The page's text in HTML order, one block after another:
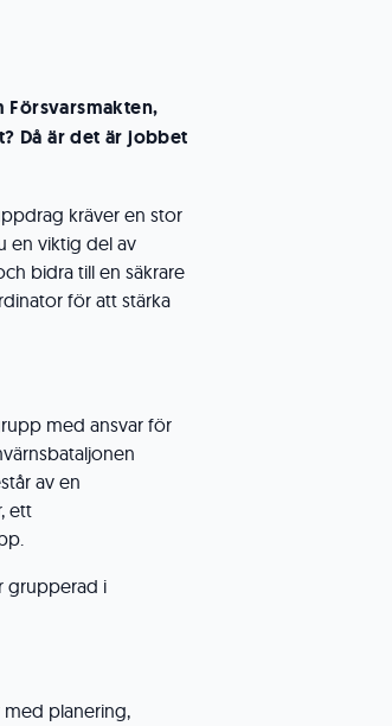
Då är det är jobbet
kräver en stor
en viktig del av
bidra till en säkrare
för att stärka
med ansvar för
av en
ett
grupperad i
planering,